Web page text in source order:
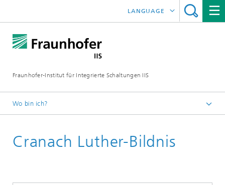
Fraunhofer-Institut für Integrierte Schaltungen IIS
LANGUAGE
中文
Wo bin ich?
Forschungsbereiche
Cranach Luther-Bildnis